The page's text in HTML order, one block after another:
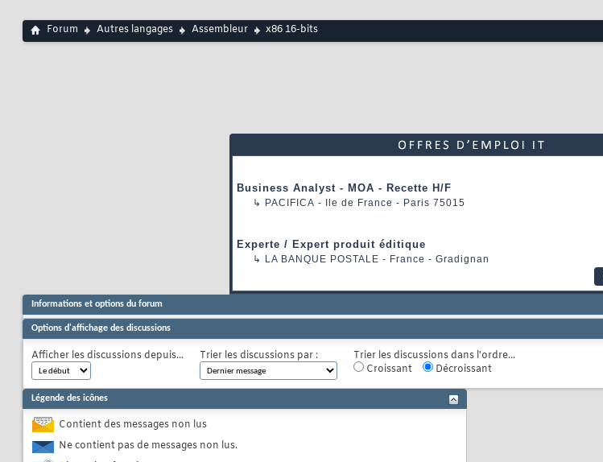
Forum Autres langages Assembleur x86 16-bits
Business Analyst - MOA - Recette H/F
↳ PACIFICA - Ile de France - Paris 75015
Experte / Expert produit éditique
↳ LA BANQUE POSTALE - France - Gradignan
Informations et options du forum
Options d'affichage des discussions
Afficher les discussions depuis... Trier les discussions par :
Trier les discussions dans l'ordre...
Croissant
Décroissant
Légende des icônes
Contient des messages non lus
Ne contient pas de messages non lus.